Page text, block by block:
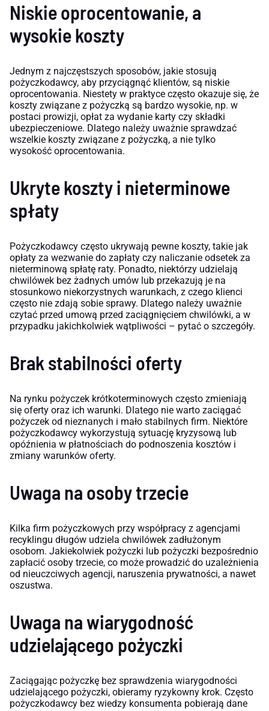
Niskie oprocentowanie, a
wysokie koszty
Jednym z najczęstszych sposobów, jakie stosują
pożyczkodawcy, aby przyciągnąć klientów, są niskie
oprocentowania. Niestety w praktyce często okazuje się, że
koszty związane z pożyczką są bardzo wysokie, np. w
postaci prowizji, opłat za wydanie karty czy składki
ubezpieczeniowe. Dlatego należy uważnie sprawdzać
wszelkie koszty związane z pożyczką, a nie tylko
wysokość oprocentowania.
Ukryte koszty i nieterminowe
spłaty
Pożyczkodawcy często ukrywają pewne koszty, takie jak
opłaty za wezwanie do zapłaty czy naliczanie odsetek za
nieterminową spłatę raty. Ponadto, niektórzy udzielają
chwilówek bez żadnych umów lub przekazują je na
stosunkowo niekorzystnych warunkach, z czego klienci
często nie zdają sobie sprawy. Dlatego należy uważnie
czytać przed umową przed zaciągnięciem chwilówki, a w
przypadku jakichkolwiek wątpliwości – pytać o szczegóły.
Brak stabilności oferty
Na rynku pożyczek krótkoterminowych często zmieniają
się oferty oraz ich warunki. Dlatego nie warto zaciągać
pożyczek od nieznanych i mało stabilnych firm. Niektóre
pożyczkodawcy wykorzystują sytuację kryzysową lub
opóźnienia w płatnościach do podnoszenia kosztów i
zmiany warunków oferty.
Uwaga na osoby trzecie
Kilka firm pożyczkowych przy współpracy z agencjami
recyklingu długów udziela chwilówek zadłużonym
osobom. Jakiekolwiek pożyczki lub pożyczki bezpośrednio
zapłacić osoby trzecie, co może prowadzić do uzależnienia
od nieuczciwych agencji, naruszenia prywatności, a nawet
oszustwa.
Uwaga na wiarygodność
udzielającego pożyczki
Zaciągając pożyczkę bez sprawdzenia wiarygodności
udzielającego pożyczki, obieramy ryzykowny krok. Często
pożyczkodawcy bez wiedzy konsumenta pobierają dane